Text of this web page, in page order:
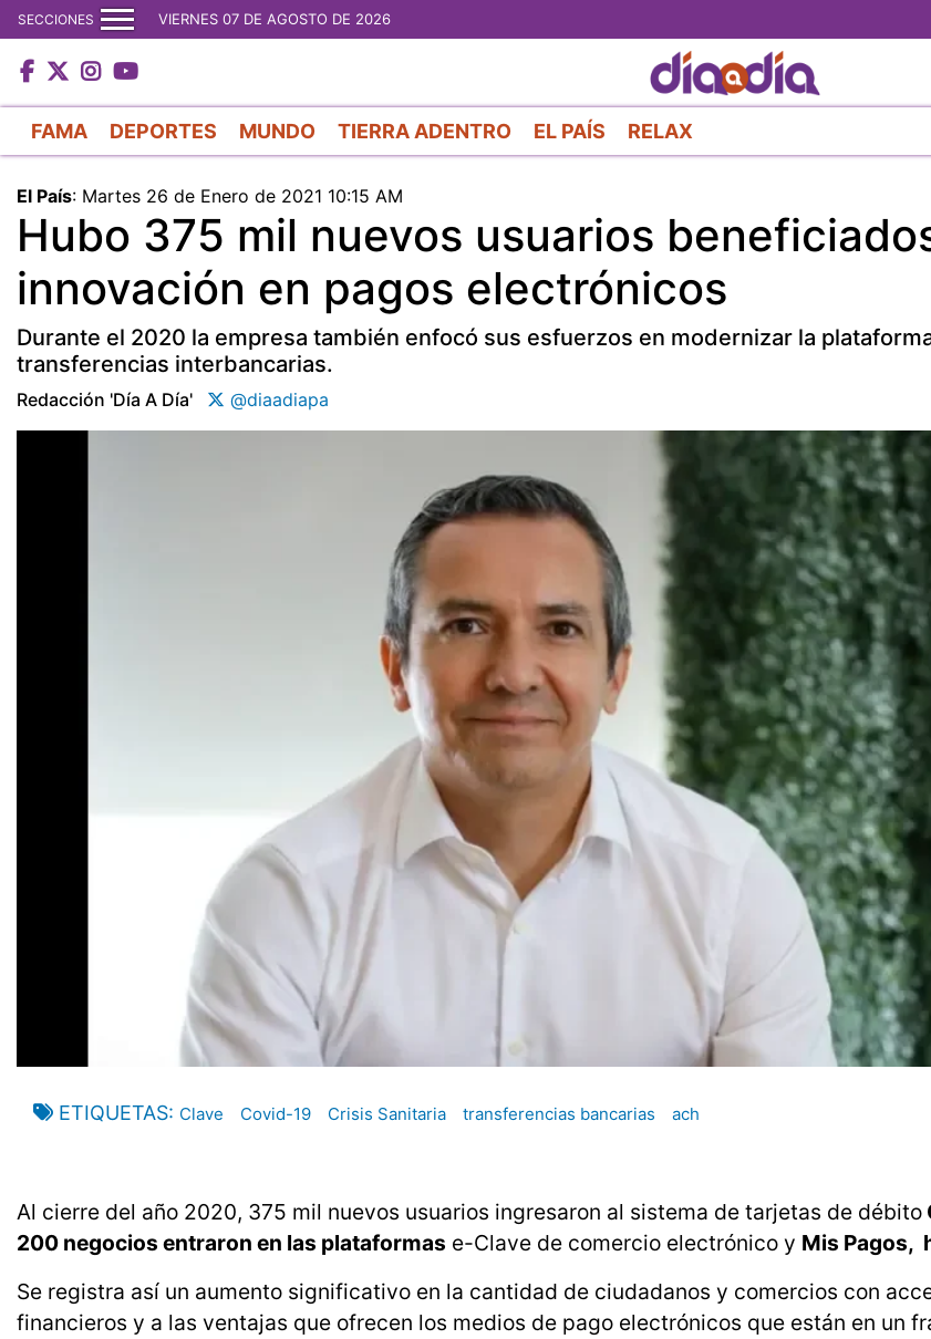
al
contenido
principal
SECCIONES VIERNES 07 DE AGOSTO DE 2026
FAMA DEPORTES MUNDO TIERRA ADENTRO EL PAÍS RELAX
El País: Martes 26 de Enero de 2021 10:15 AM
Hubo 375 mil nuevos usuarios
innovación en pagos electrónicos
Durante el 2020 la empresa también enfocó sus esfuerzos en modernizar la
transferencias interbancarias.
Redacción 'día A Día' @diaadiapa
ETIQUETAS Clave Covid-19 Crisis Sanitaria transferencias bancarias ach
Al cierre del año 2020, 375 mil nuevos usuarios ingresaron al sistema de tarjetas de débito
200 negocios entraron en las plataformas e-Clave de comercio electrónico y Mis Pagos,
Se registra así un aumento significativo en la cantidad de ciudadanos y comercios con
financieros y a las ventajas que ofrecen los medios de pago electrónicos que están en un